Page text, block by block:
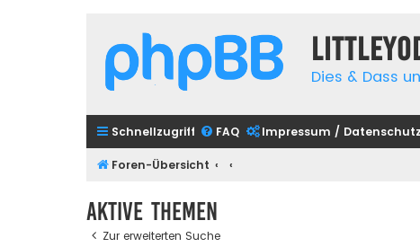
Dies & Dass
Schnellzugriff FAQ Impressum / Datenschutz
Foren-Übersicht
Aktive Themen
Zur erweiterten Suche